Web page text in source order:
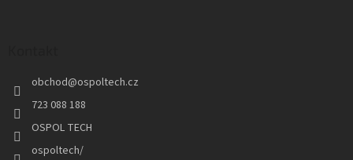
obchod@ospoltech.cz
723 088 188
OSPOL TECH
ospoltech/